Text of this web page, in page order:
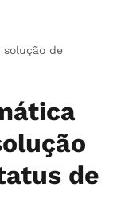
solução de
de